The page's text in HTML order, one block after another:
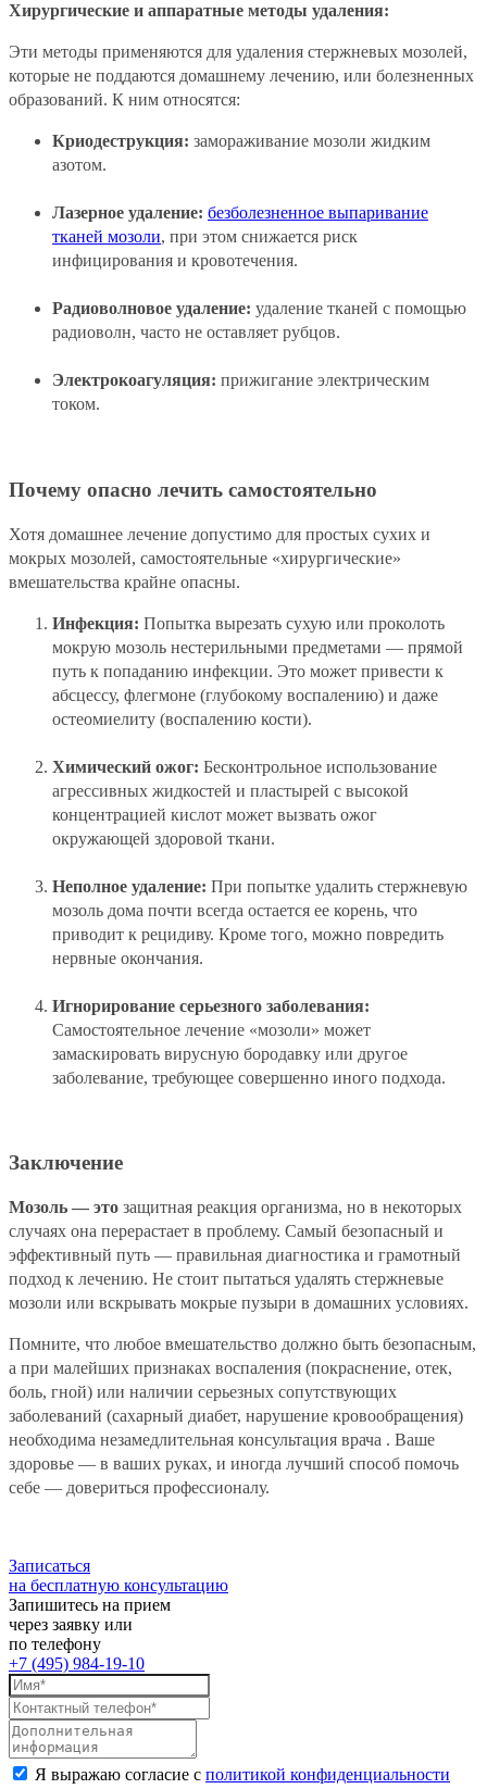
Хирургические и аппаратные методы удаления:
Эти методы применяются для удаления стержневых мозолей,
которые не поддаются домашнему лечению, или болезненных
образований. К ним относятся:
Криодеструкция: замораживание мозоли жидким
азотом.
Лазерное удаление: безболезненное выпаривание
тканей мозоли, при этом снижается риск
инфицирования и кровотечения.
Радиоволновое удаление: удаление тканей с помощью
радиоволн, часто не оставляет рубцов.
Электрокоагуляция: прижигание электрическим
током.
Почему опасно лечить самостоятельно
Хотя домашнее лечение допустимо для простых сухих и
мокрых мозолей, самостоятельные «хирургические»
вмешательства крайне опасны.
Инфекция: Попытка вырезать сухую или проколоть
мокрую мозоль нестерильными предметами — прямой
путь к попаданию инфекции. Это может привести к
абсцессу, флегмоне (глубокому воспалению) и даже
остеомиелиту (воспалению кости).
Химический ожог: Бесконтрольное использование
агрессивных жидкостей и пластырей с высокой
концентрацией кислот может вызвать ожог
окружающей здоровой ткани.
Неполное удаление: При попытке удалить стержневую
мозоль дома почти всегда остается ее корень, что
приводит к рецидиву. Кроме того, можно повредить
нервные окончания.
Игнорирование серьезного заболевания:
Самостоятельное лечение «мозоли» может
замаскировать вирусную бородавку или другое
заболевание, требующее совершенно иного подхода.
Заключение
Мозоль — это защитная реакция организма, но в некоторых
случаях она перерастает в проблему. Самый безопасный и
эффективный путь — правильная диагностика и грамотный
подход к лечению. Не стоит пытаться удалять стержневые
мозоли или вскрывать мокрые пузыри в домашних условиях.
Помните, что любое вмешательство должно быть безопасным,
а при малейших признаках воспаления (покраснение, отек,
боль, гной) или наличии серьезных сопутствующих
заболеваний (сахарный диабет, нарушение кровообращения)
необходима незамедлительная консультация врача . Ваше
здоровье — в ваших руках, и иногда лучший способ помочь
себе — довериться профессионалу.
Записаться
на бесплатную консультацию
Запишитесь на прием
через заявку или
по телефону
+7 (495) 984-19-10
Я выражаю согласие с политикой конфиденциальности